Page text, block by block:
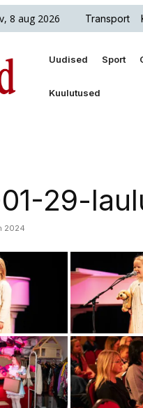
8 aug 2026 Transport
Uudised Sport
Kuulutused
29-
2024